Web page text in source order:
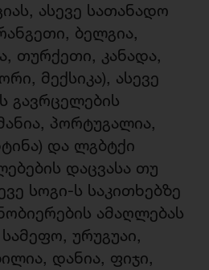
ასევე სათანადო
ბელგია,
თურქეთი, კანადა,
მექსიკა), ასევე
გავრცელების
პორტუგალია,
და ლგბტქი
დაცვასა თუ
სოგი-ს საკითხებზე
ამაღლებას
ურუგუაი,
დანია, ფიჯი,